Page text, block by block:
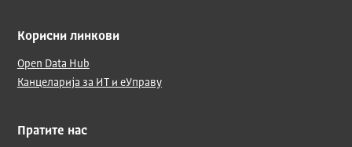
Корисни линкови
Open Data Hub
Канцеларија за ИТ и еУправу
Пратите нас